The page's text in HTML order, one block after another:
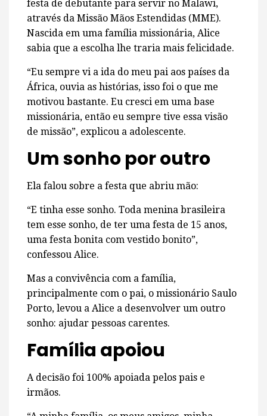
festa de debutante para servir no Malawi,
através da Missão Mãos Estendidas (MME).
Nascida em uma família missionária, Alice
sabia que a escolha lhe traria mais felicidade.
“Eu sempre vi a ida do meu pai aos países da
África, ouvia as histórias, isso foi o que me
motivou bastante. Eu cresci em uma base
missionária, então eu sempre tive essa visão
de missão”, explicou a adolescente.
Um sonho por outro
Ela falou sobre a festa que abriu mão:
“E tinha esse sonho. Toda menina brasileira
tem esse sonho, de ter uma festa de 15 anos,
uma festa bonita com vestido bonito”,
confessou Alice.
Mas a convivência com a família,
principalmente com o pai, o missionário Saulo
Porto, levou a Alice a desenvolver um outro
sonho: ajudar pessoas carentes.
Família apoiou
A decisão foi 100% apoiada pelos pais e
irmãos.